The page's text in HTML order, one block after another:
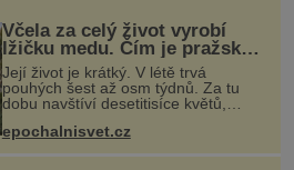
Včela za celý život vyrobí
lžičku medu. Čím je pražský
med ze střech tak ceněný?
Její život je krátký. V létě trvá
pouhých šest až osm týdnů. Za tu
dobu navštíví desetitisíce květů,
přibližně devět gramů medu –
zhruba jednu čajovou lžičku. Sama o
epochalnisvet.cz